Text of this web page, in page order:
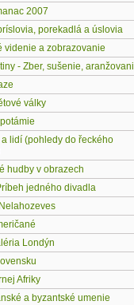
2007
porekadlá a úslovia
videnie a zobrazovanie
- Zber, sušenie,
války
lidí (pohledy do řeckého
hudby v obrazech
jedného divadla
Londýn
Afriky
a byzantské umenie